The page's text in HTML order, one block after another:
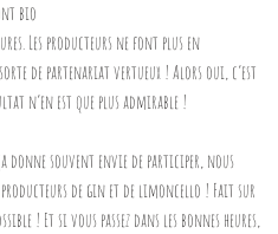
bio
Les producteurs ne font plus en
de partenariat vertueux ! Alors oui, c’est
n’en est que plus admirable !
donne souvent envie de participer, nous
de gin et de limoncello ! Fait sur
! Et si vous passez dans les bonnes heures,